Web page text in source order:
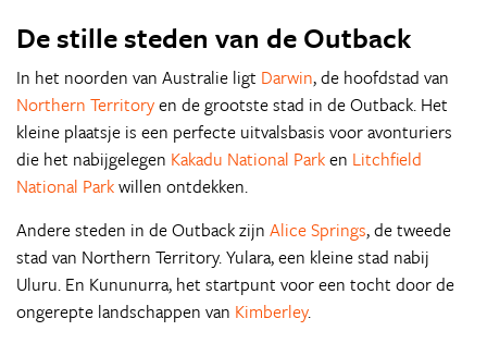
De stille steden van de Outback
In het noorden van Australie ligt Darwin, de hoofdstad van
Northern Territoryen de grootste stad in de Outback. Het
kleine plaatsje is een perfecte uitvalsbasis voor avonturiers
die het nabijgelegen Kakadu National Parken Litchfield
National Parkwillen ontdekken.
Andere steden in de Outback zijn Alice Springs, de tweede
stad van Northern Territory. Yulara, een kleine stad nabij
Uluru. En Kununurra, het startpunt voor een tocht door de
ongerepte landschappen van Kimberley.